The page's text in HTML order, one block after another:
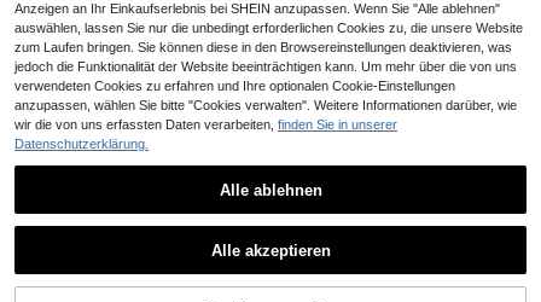
Anzeigen an Ihr Einkaufserlebnis bei SHEIN anzupassen. Wenn Sie "Alle ablehnen"
auswählen, lassen Sie nur die unbedingt erforderlichen Cookies zu, die unsere Website
zum Laufen bringen. Sie können diese in den Browsereinstellungen deaktivieren, was
jedoch die Funktionalität der Website beeinträchtigen kann. Um mehr über die von uns
verwendeten Cookies zu erfahren und Ihre optionalen Cookie-Einstellungen
anzupassen, wählen Sie bitte "Cookies verwalten". Weitere Informationen darüber, wie
wir die von uns erfassten Daten verarbeiten, finden Sie in unserer
Datenschutzerklärung.
Alle ablehnen
Alle akzeptieren